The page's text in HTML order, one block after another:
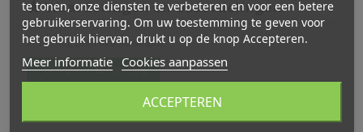
Waarderingen en beoordelingen
Er zijn nog geen beoordelingen
Schrijf een beoordeling
te tonen, onze diensten te verbeteren en voor een betere
gebruikerservaring. Om uw toestemming te geven voor
het gebruik hiervan, drukt u op de knop Accepteren.
Meer informatie Cookies aanpassen
ACCEPTEREN